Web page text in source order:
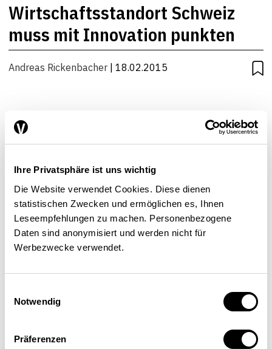
Ihre Privatsphäre ist uns wichtig
Die Website verwendet Cookies. Diese dienen
statistischen Zwecken und ermöglichen es, Ihnen
Leseempfehlungen zu machen. Personenbezogene
Daten sind anonymisiert und werden nicht für
Werbezwecke verwendet.
Notwendig
Präferenzen
Wirtschaftsstandort Schweiz
muss mit Innovation punkten
Andreas Rickenbacher | 18.02.2015